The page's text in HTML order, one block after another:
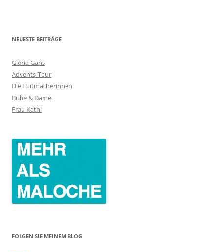
NEUESTE BEITRÄGE
Gloria Gans
Advents-Tour
Die Hutmacherinnen
Bube & Dame
Frau Kathl
FOLGEN SIE MEINEM BLOG